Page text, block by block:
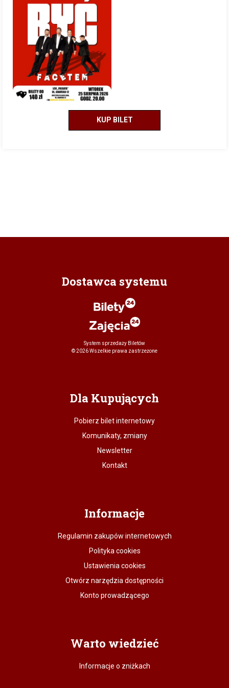
KUP BILET
Dostawca systemu
System sprzedaży Biletów
© 2026 Wszelkie prawa zastrzeżone
Dla Kupujących
Pobierz bilet internetowy
Komunikaty, zmiany
Newsletter
Kontakt
Informacje
Regulamin zakupów internetowych
Polityka cookies
Ustawienia cookies
Otwórz narzędzia dostępności
Konto prowadzącego
Warto wiedzieć
Informacje o zniżkach